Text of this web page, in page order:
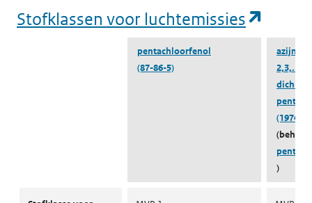
Stofklassen voor luchtemissies
pentachloorfenol
(87-86-5)
2,3,...
(19745-
)